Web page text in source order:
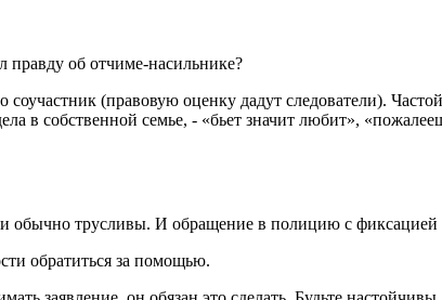
правду об отчиме-насильнике?
(правовую оценку дадут следователи).
в собственной семье, - «бьет значит любит»,
обычно трусливы. И обращение в полицию с
обратиться за помощью.